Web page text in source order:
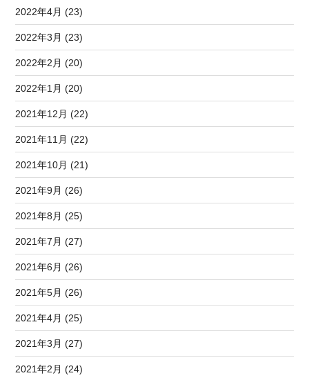
2022年4月 (23)
2022年3月 (23)
2022年2月 (20)
2022年1月 (20)
2021年12月 (22)
2021年11月 (22)
2021年10月 (21)
2021年9月 (26)
2021年8月 (25)
2021年7月 (27)
2021年6月 (26)
2021年5月 (26)
2021年4月 (25)
2021年3月 (27)
2021年2月 (24)